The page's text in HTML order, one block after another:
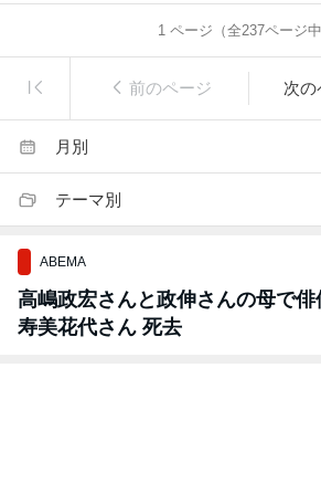
1 ページ（全237ページ中
前のページ 次の
月別
テーマ別
ABEMA
高嶋政宏さんと政伸さんの母で俳
寿美花代さん 死去